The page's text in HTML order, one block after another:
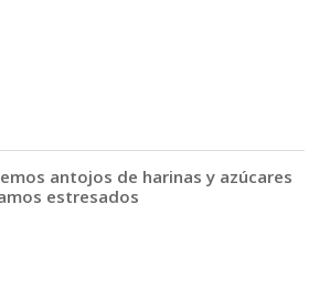
antojos de harinas y azúcares
estresados